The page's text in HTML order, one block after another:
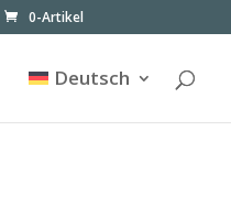
0-Artikel
Deutsch